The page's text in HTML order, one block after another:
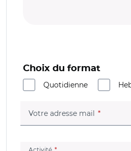
Choix du format
Quotidienne
Votre adresse mail (champ
(champ obligatoire)